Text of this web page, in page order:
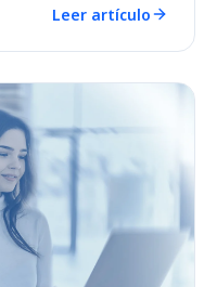
Leer artículo